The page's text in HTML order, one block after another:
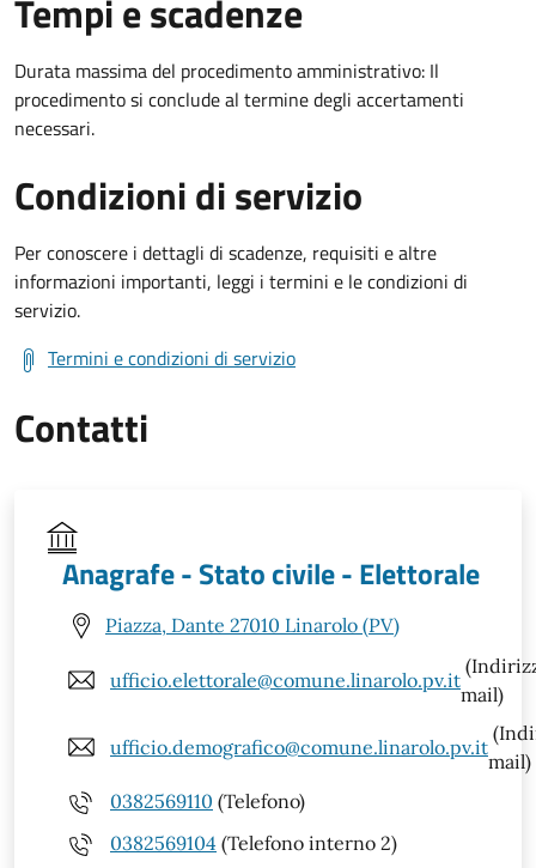
Tempi e scadenze
Durata massima del procedimento amministrativo: Il
procedimento si conclude al termine degli accertamenti
necessari.
Condizioni di servizio
Per conoscere i dettagli di scadenze, requisiti e altre
informazioni importanti, leggi i termini e le condizioni di
servizio.
Termini e condizioni di servizio
Contatti
Anagrafe - Stato civile - Elettorale
Piazza, Dante 27010 Linarolo (PV)
ufficio.elettorale@comune.linarolo.pv.it
mail)
ufficio.demografico@comune.linarolo.pv.it
mail)
0382569110 (Telefono)
0382569104 (Telefono interno 2)